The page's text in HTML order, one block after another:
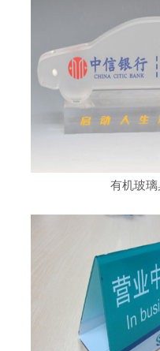
有机玻璃